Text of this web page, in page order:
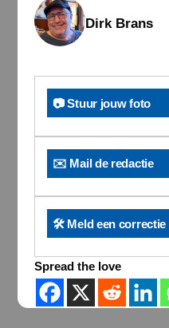
Dirk Brans
📷 Stuur jouw foto
✉️ Mail de redactie
🛠️ Meld een correctie
Spread the love